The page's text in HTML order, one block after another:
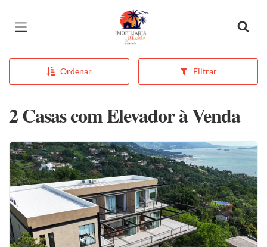
Página inicial
Ordenar Filtrar
2 Casas com Elevador à Venda